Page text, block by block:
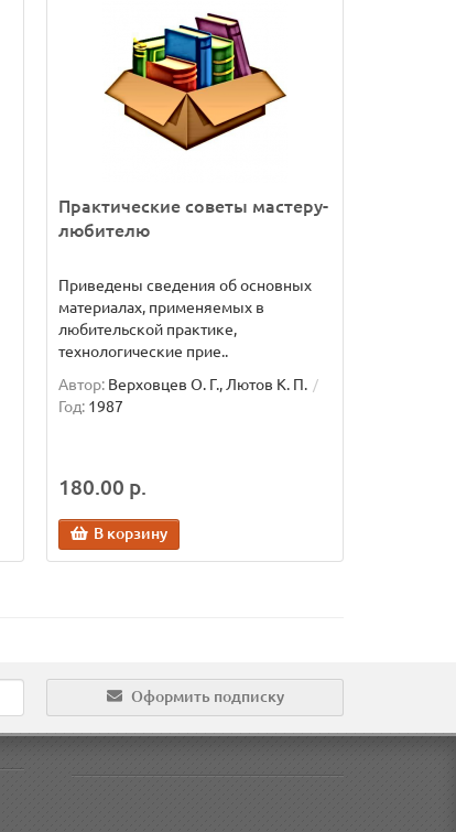
Практические советы мастеру-
любителю
Приведены сведения об основных
материалах, применяемых в
любительской практике,
технологические прие..
Автор: Верховцев О. Г., Лютов К. П.
Год: 1987
180.00 р.
В корзину
Оформить подписку